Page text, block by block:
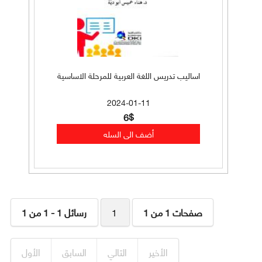
اساليب تدريس اللغة العربية للمرحلة الاساسية
2024-01-11
6$
رسائل 1 - 1 من 1 1 صفحات 1 من 1
الأول السابق التالي الأخير